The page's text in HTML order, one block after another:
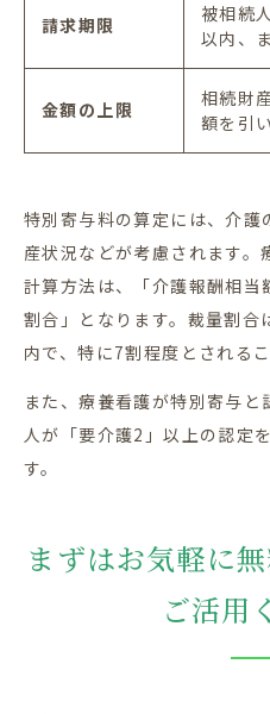
請求期限 被相続
以内、
金額の上限
相続財
額を引
特別寄与料の算定には、介護
産状況などが考慮されます。
計算方法は、「介護報酬相
割合」となります。裁量割合
内で、特に7割程度とされる
また、療養看護が特別寄与
人が「要介護2 」以上の認定
す。
まずはお気軽に
ご活用